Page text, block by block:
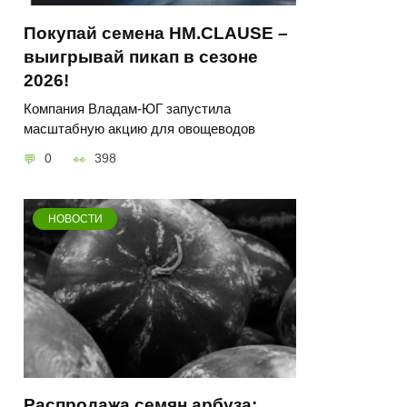
Покупай семена HM.CLAUSE –
выигрывай пикап в сезоне
2026!
Компания Владам-ЮГ запустила
масштабную акцию для овощеводов
0 398
НОВОСТИ